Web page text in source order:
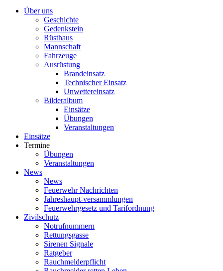
Über uns
Geschichte
Gedenkstein
Rüsthaus
Mannschaft
Fahrzeuge
Ausrüstung
Brandeinsatz
Technischer Einsatz
Unwettereinsatz
Bilderalbum
Einsätze
Übungen
Veranstaltungen
Einsätze
Termine
Übungen
Veranstaltungen
News
News
Feuerwehr Nachrichten
Jahreshaupt-versammlungen
Feuerwehrgesetz und Tarifordnung
Zivilschutz
Notrufnummern
Rettungsgasse
Sirenen Signale
Ratgeber
Rauchmelderpflicht